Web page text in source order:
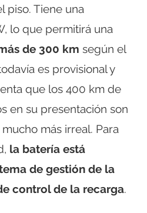
piso. Tiene una
lo que permitirá una
de 300 km según el
es provisional y
que los 400 km de
en su presentación son
más irreal. Para
la batería está
de gestión de la
control de la recarga.